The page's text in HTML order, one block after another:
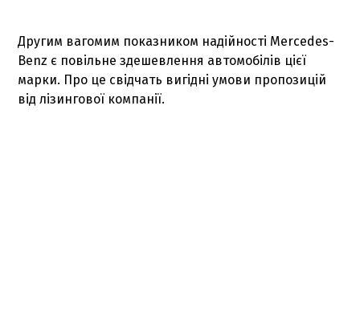
Другим вагомим показником надійності Mercedes-
Benz є повільне здешевлення автомобілів цієї
марки. Про це свідчать вигідні умови пропозицій
від лізингової компанії.